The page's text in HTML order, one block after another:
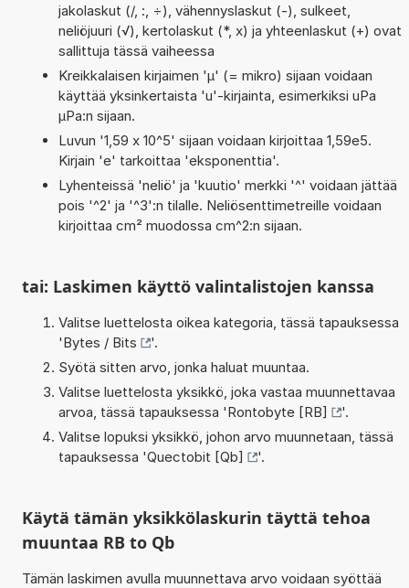
jakolaskut (/, :, ÷), vähennyslaskut (-), sulkeet,
neliöjuuri (√), kertolaskut (*, x) ja yhteenlaskut (+) ovat
sallittuja tässä vaiheessa
Kreikkalaisen kirjaimen 'µ' (= mikro) sijaan voidaan
käyttää yksinkertaista 'u'-kirjainta, esimerkiksi uPa
µPa:n sijaan.
Luvun '1,59 x 10^5' sijaan voidaan kirjoittaa 1,59e5.
Kirjain 'e' tarkoittaa 'eksponenttia'.
Lyhenteissä 'neliö' ja 'kuutio' merkki '^' voidaan jättää
pois '^2' ja '^3':n tilalle. Neliösenttimetreille voidaan
kirjoittaa cm² muodossa cm^2:n sijaan.
tai: Laskimen käyttö valintalistojen kanssa
Valitse luettelosta oikea kategoria, tässä tapauksessa
'Bytes / Bits
'.
Syötä sitten arvo, jonka haluat muuntaa.
Valitse luettelosta yksikkö, joka vastaa muunnettavaa
arvoa, tässä tapauksessa 'Rontobyte [RB]
'.
Valitse lopuksi yksikkö, johon arvo muunnetaan, tässä
tapauksessa 'Quectobit [Qb] '.
Käytä tämän yksikkölaskurin täyttä tehoa
muuntaa RB to Qb
Tämän laskimen avulla muunnettava arvo voidaan syöttää